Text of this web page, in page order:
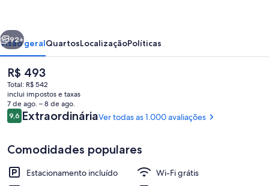
Inn
Fachada
Próximo
92+
Visão geralQuartosLocalizaçãoPolíticas
O
preço
atual
é
R$ 493
R$ 493
Total: R$ 542
inclui impostos e taxas
7 de ago. – 8 de ago.
Avaliações
9,69,6 de 10
ExtraordináriaVer todas as 1.000 avaliações
Comodidades populares
Estacionamento incluído
Wi-Fi grátis